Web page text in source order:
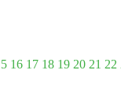
16 17 18 19 20 21 22